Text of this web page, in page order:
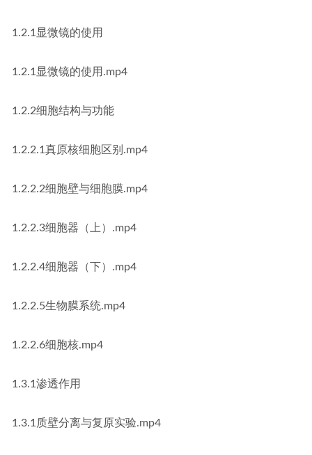
1.2.1显微镜的使用
1.2.1显微镜的使用.mp4
1.2.2细胞结构与功能
1.2.2.1真原核细胞区别.mp4
1.2.2.2细胞壁与细胞膜.mp4
1.2.2.3细胞器（上）.mp4
1.2.2.4细胞器（下）.mp4
1.2.2.5生物膜系统.mp4
1.2.2.6细胞核.mp4
1.3.1渗透作用
1.3.1质壁分离与复原实验.mp4